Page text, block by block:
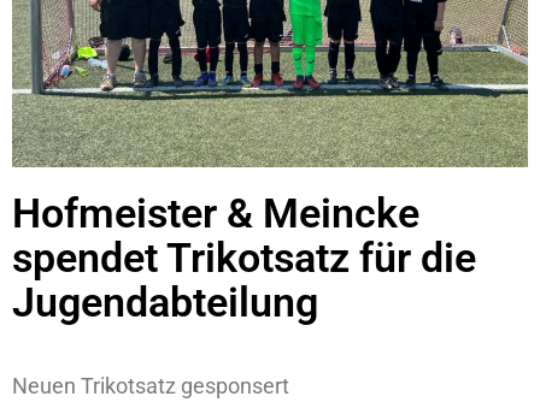
Hofmeister & Meincke
spendet Trikotsatz für die
Jugendabteilung
Neuen Trikotsatz gesponsert